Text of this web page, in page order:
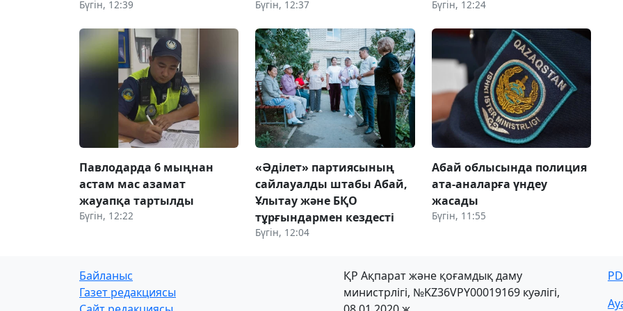
Бүгін, 12:39 Бүгін, 12:37 Бүгін, 12:24
Павлодарда 6 мыңнан
астам мас азамат
жауапқа тартылды
Бүгін, 12:22
«Әділет» партиясының
сайлауалды штабы Абай,
Ұлытау және БҚО
тұрғындармен кездесті
Бүгін, 12:04
Абай облысында полиция
ата-аналарға үндеу
жасады
Бүгін, 11:55
Байланыс
Газет редакциясы
ҚР Ақпарат және қоғамдық даму
министрлігі, №KZ36VPY00019169 куәлігі,